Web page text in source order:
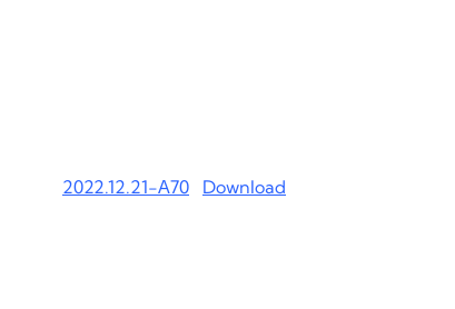
2022.12.21-А70 Download